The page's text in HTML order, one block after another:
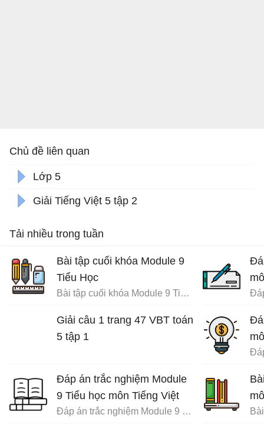
Chủ đề liên quan
Lớp 5
Giải Tiếng Việt 5 tập 2
Tải nhiều trong tuần
Bài tập cuối khóa Module 9
Tiểu Học
Bài tập cuối khóa Module 9 Tiểu Học đầy đủ
Giải câu 1 trang 47 VBT toán
5 tập 1
Đáp án trắc nghiệm Module
9 Tiểu học môn Tiếng Việt
Đáp án trắc nghiệm Module 9 Tiểu học